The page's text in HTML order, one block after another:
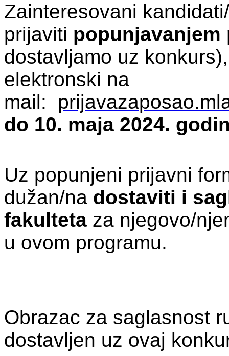
Zainteresovani
prijaviti
dostavljamo uz
elektronski na
mail:
do 10. maja 2024.
Uz popunjeni prijavni
dužan/na dostaviti i
fakulteta za njegovo/
u ovom programu.
Obrazac za saglasnost
dostavljen uz ovaj